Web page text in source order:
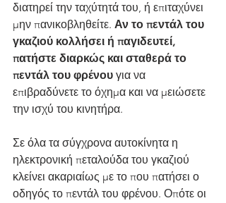
διατηρεί την ταχύτητά του, ή επιταχύνει
μην πανικοβληθείτε. Αν το πεντάλ του
γκαζιού κολλήσει ή παγιδευτεί,
πατήστε διαρκώς και σταθερά το
πεντάλ του φρένου για να
επιβραδύνετε το όχημα και να μειώσετε
την ισχύ του κινητήρα.
Σε όλα τα σύγχρονα αυτοκίνητα η
ηλεκτρονική πεταλούδα του γκαζιού
κλείνει ακαριαίως με το που πατήσει ο
οδηγός το πεντάλ του φρένου. Οπότε οι